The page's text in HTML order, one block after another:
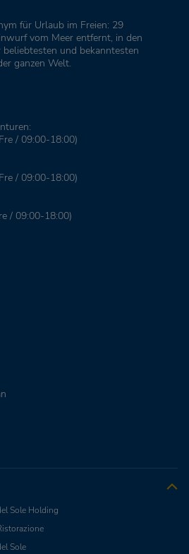
für Urlaub im Freien: 29
vom Meer entfernt, in den
und bekanntesten
ganzen Welt.
/ 09:00-18:00)
/ 09:00-18:00)
/ 09:00-18:00)
Sole Holding
Sole